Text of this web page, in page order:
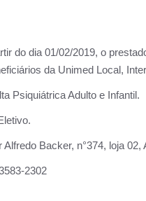
do dia 01/02/2019, o
da Unimed Local,
Psiquiátrica Adulto e Infantil.
Alfredo Backer, n°374, loja
2302